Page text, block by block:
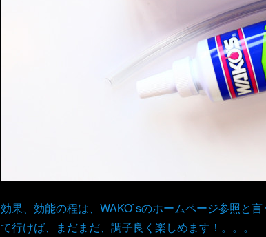
効果、効能の程は、WAKO`sのホームページ参照と
て行けば、まだまだ、調子良く楽しめます！。。。